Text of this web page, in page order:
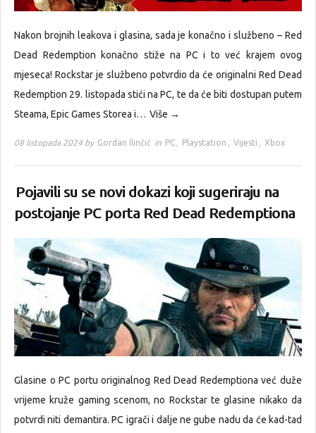
Nakon brojnih leakova i glasina, sada je konačno i službeno – Red
Dead Redemption konačno stiže na PC i to već krajem ovog
mjeseca! Rockstar je službeno potvrdio da će originalni Red Dead
Redemption 29. listopada stići na PC, te da će biti dostupan putem
Steama, Epic Games Storea i… Više →
08 listopada 2024 by Gordan Ilinčić in PC , Playstation , Vijesti , Xbox
Pojavili su se novi dokazi koji sugeriraju na
postojanje PC porta Red Dead Redemptiona
Glasine o PC portu originalnog Red Dead Redemptiona već duže
vrijeme kruže gaming scenom, no Rockstar te glasine nikako da
potvrdi niti demantira. PC igrači i dalje ne gube nadu da će kad-tad